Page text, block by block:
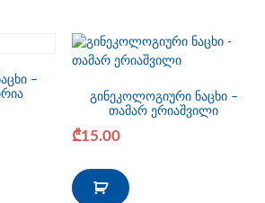
–
გინეკოლოგიური ნაცხი –
თამარ ერიაშვილი
₾15.00